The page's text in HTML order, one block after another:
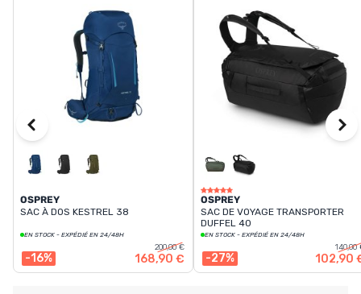
OSPREY
SAC À DOS KESTREL 38
EN STOCK - EXPÉDIÉ EN 24/48H
-16%
200,00 €
168,90 €
OSPREY
SAC DE VOYAGE TRANSPORTER
DUFFEL 40
EN STOCK - EXPÉDIÉ EN 24/48H
-27%
140,00
102,90